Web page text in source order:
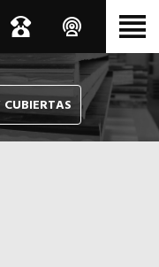
tiempo récord,
confeccionados A